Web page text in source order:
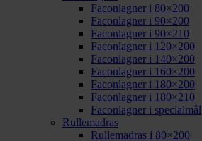
Faconlagner i 80×200
Faconlagner i 90×200
Faconlagner i 90×210
Faconlagner i 120×200
Faconlagner i 140×200
Faconlagner i 160×200
Faconlagner i 180×200
Faconlagner i 180×210
Faconlagner i specialmål
Rullemadras
Rullemadras i 80×200